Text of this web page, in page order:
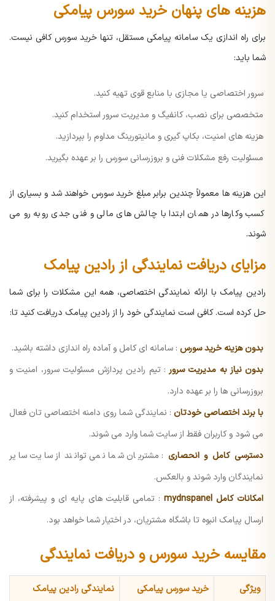
هزینه های پنهان خرید سورس پیامکی
برای راه اندازی یک سامانه پیامکی مستقل، تنها خرید سورس کافی نیست.
شما باید:
سرور اختصاصی یا مجازی با منابع قوی تهیه کنید.
متخصصی برای نصب، کانفیگ و مدیریت سرور استخدام کنید.
هزینه های امنیت، بکاپ گیری و مانیتورینگ مداوم را بپردازید.
مسئولیت رفع مشکلات فنی و بروزرسانی سورس را بر عهده بگیرید.
این هزینه ها معمولاً چندین برابر مبلغ خرید سورس خواهند شد و بسیاری از
کسب وکارها در همان ابتدا با چالش های مالی و فنی جدی روبه رو می
شوند.
مزایای دریافت نمایندگی از رادین پیامک
رادین پیامک با ارائه نمایندگی اختصاصی، همه این مشکلات را برای شما
حل کرده است. کافی است نمایندگی خود را از رادین پیامک دریافت کنید تا:
بدون هزینه خرید سورس : سامانه ای کامل و آماده راه اندازی داشته باشید.
بدون نیاز به مدیریت سرور : تیم رادین پردازش مسئولیت سرور، امنیت و
بروزرسانی ها را بر عهده دارد.
با برند اختصاصی خودتان : نمایندگی شما روی دامنه اختصاصی تان فعال
می شود و کاربران فقط از سایت شما وارد می شوند.
دسترسی کامل و انحصاری : مشتریان شما نمی توانند از سایت سایر
نمایندگان وارد شوند و بالعکس.
امکانات کامل mydnspanel
: تمامی قابلیت های پایه ای و پیشرفته، از
ارسال پیامک انبوه تا باشگاه مشتریان، در اختیار شما خواهد بود.
مقایسه خرید سورس و دریافت نمایندگی
ویژگی خرید سورس پیامکی نمایندگی رادین پیامک